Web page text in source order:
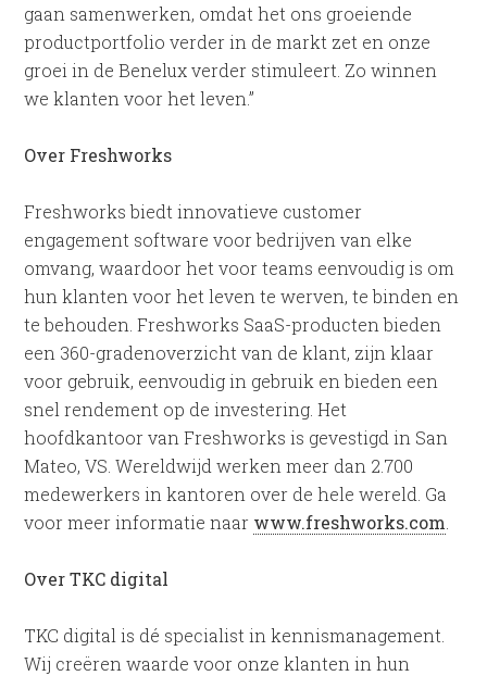
gaan samenwerken, omdat het ons groeiende
productportfolio verder in de markt zet en onze
groei in de Benelux verder stimuleert. Zo winnen
we klanten voor het leven.”
Over Freshworks
Freshworks biedt innovatieve customer
engagement software voor bedrijven van elke
omvang, waardoor het voor teams eenvoudig is om
hun klanten voor het leven te werven, te binden en
te behouden. Freshworks SaaS-producten bieden
een 360-gradenoverzicht van de klant, zijn klaar
voor gebruik, eenvoudig in gebruik en bieden een
snel rendement op de investering. Het
hoofdkantoor van Freshworks is gevestigd in San
Mateo, VS. Wereldwijd werken meer dan 2.700
medewerkers in kantoren over de hele wereld. Ga
voor meer informatie naar www.freshworks.com
Over TKC digital
TKC digital is dé specialist in kennismanagement.
Wij creëren waarde voor onze klanten in hun